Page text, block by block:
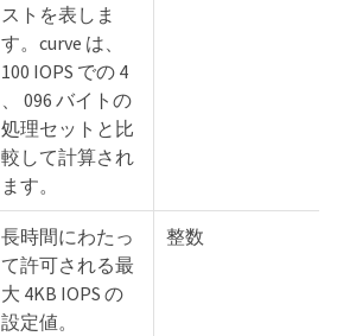
ストを表しま
す。curve は、
100 IOPS での 4
、 096 バイトの
処理セットと比
較して計算され
ます。
長時間にわたっ
て許可される最
大 4KB IOPS の
設定値。
整数